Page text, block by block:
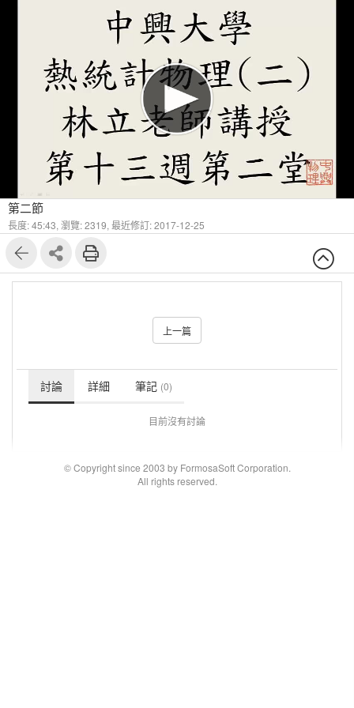
第二節
長度: 45:43, 瀏覽: 2319, 最近修訂: 2017-12-25
上一篇
討論 詳細 筆記 (0)
目前沒有討論
© Copyright since 2003 by FormosaSoft Corporation.
All rights reserved.